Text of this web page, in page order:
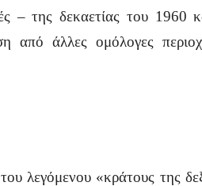
– της δεκαετίας του 1960
άλλες ομόλογες
λεγόμενου «κράτους της